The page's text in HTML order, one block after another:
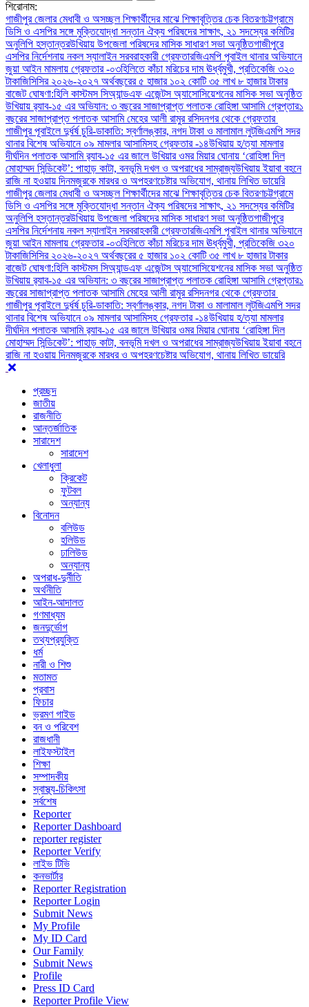
শিরোনাম:
গাজীপুর জেলার মেধাবী ও অসচ্ছল শিক্ষার্থীদের মাঝে শিক্ষাবৃত্তির চেক বিতরণচট্টগ্রামে
ডিসি ও এসপির সঙ্গে মুক্তিযোদ্ধা সন্তান ঐক্য পরিষদের সাক্ষাৎ, ২১ সদস্যের কমিটির
অনুলিপি হস্তান্তরউখিয়ায় উপজেলা পরিষদের মাসিক সাধারণ সভা অনুষ্ঠিতগাজীপুরে
এসপির নির্দেশনায় নকল স্যালাইন সরবরাহকারী গ্রেফতারজিএমপি পূবাইল থানার অভিযানে
জুয়া আইন মামলায় গ্রেফতার -০৩হিলিতে কাঁচা মরিচের দাম ঊর্ধ্বমুখী, প্রতিকেজি ৩২০
টাকাজিসিসির ২০২৬-২০২৭ অর্থবছরের ৫ হাজার ১০২ কোটি ৩৫ লাখ ৮ হাজার টাকার
বাজেট ঘোষণা:হিলি কাস্টমস সিঅ্যান্ডএফ এজেন্টস অ্যাসোসিয়েশনের মাসিক সভা অনুষ্ঠিত
উখিয়ায় র‍্যাব-১৫ এর অভিযান: ৩ বছরের সাজাপ্রাপ্ত পলাতক রোহিঙ্গা আসামি গ্রেপ্তার১
বছরের সাজাপ্রাপ্ত পলাতক আসামি মেহের আলী রামুর রসিদনগর থেকে গ্রেফতার ‎
গাজীপুর পূবাইলে দুর্ধর্ষ চুরি-ডাকাতি: স্বর্ণালঙ্কার, নগদ টাকা ও মালামাল লুটজিএমপি সদর
থানার বিশেষ অভিযানে ০৯ মামলার আসামিসহ গ্রেফতার -১৪উখিয়ায় হ/ত্যা মামলার
দীর্ঘদিন পলাতক আসামি র‌্যাব-১৫ এর জালে ‎‎উখিয়ার ওমর মিয়ার ঘোনায় ‘রোহিঙ্গা দিল
মোহাম্মদ সিন্ডিকেট’: পাহাড় কাটা, বনভূমি দখল ও অপরাধের সাম্রাজ্যউখিয়ায় ইয়াবা বহনে
রাজি না হওয়ায় দিনমজুরকে মারধর ও অপহরণচেষ্টার অভিযোগ, থানায় লিখিত ডায়েরি
গাজীপুর জেলার মেধাবী ও অসচ্ছল শিক্ষার্থীদের মাঝে শিক্ষাবৃত্তির চেক বিতরণচট্টগ্রামে
ডিসি ও এসপির সঙ্গে মুক্তিযোদ্ধা সন্তান ঐক্য পরিষদের সাক্ষাৎ, ২১ সদস্যের কমিটির
অনুলিপি হস্তান্তরউখিয়ায় উপজেলা পরিষদের মাসিক সাধারণ সভা অনুষ্ঠিতগাজীপুরে
এসপির নির্দেশনায় নকল স্যালাইন সরবরাহকারী গ্রেফতারজিএমপি পূবাইল থানার অভিযানে
জুয়া আইন মামলায় গ্রেফতার -০৩হিলিতে কাঁচা মরিচের দাম ঊর্ধ্বমুখী, প্রতিকেজি ৩২০
টাকাজিসিসির ২০২৬-২০২৭ অর্থবছরের ৫ হাজার ১০২ কোটি ৩৫ লাখ ৮ হাজার টাকার
বাজেট ঘোষণা:হিলি কাস্টমস সিঅ্যান্ডএফ এজেন্টস অ্যাসোসিয়েশনের মাসিক সভা অনুষ্ঠিত
উখিয়ায় র‍্যাব-১৫ এর অভিযান: ৩ বছরের সাজাপ্রাপ্ত পলাতক রোহিঙ্গা আসামি গ্রেপ্তার১
বছরের সাজাপ্রাপ্ত পলাতক আসামি মেহের আলী রামুর রসিদনগর থেকে গ্রেফতার ‎
গাজীপুর পূবাইলে দুর্ধর্ষ চুরি-ডাকাতি: স্বর্ণালঙ্কার, নগদ টাকা ও মালামাল লুটজিএমপি সদর
থানার বিশেষ অভিযানে ০৯ মামলার আসামিসহ গ্রেফতার -১৪উখিয়ায় হ/ত্যা মামলার
দীর্ঘদিন পলাতক আসামি র‌্যাব-১৫ এর জালে ‎‎উখিয়ার ওমর মিয়ার ঘোনায় ‘রোহিঙ্গা দিল
মোহাম্মদ সিন্ডিকেট’: পাহাড় কাটা, বনভূমি দখল ও অপরাধের সাম্রাজ্যউখিয়ায় ইয়াবা বহনে
রাজি না হওয়ায় দিনমজুরকে মারধর ও অপহরণচেষ্টার অভিযোগ, থানায় লিখিত ডায়েরি
প্রচ্ছদ
জাতীয়
রাজনীতি
আন্তর্জাতিক
সারাদেশ
সারাদেশ
খেলাধুলা
ক্রিকেট
ফুটবল
অন্যান্য
বিনোদন
বলিউড
হলিউড
ঢালিউড
অন্যান্য
অপরাধ-দুর্নীতি
অর্থনীতি
আইন-আদালত
গণমাধ্যম
জনদুর্ভোগ
তথ্যপ্রযুক্তি
ধর্ম
নারী ও শিশু
মতামত
প্রবাস
ফিচার
ভ্রমণ গাইড
বন ও পরিবেশ
রাজধানী
লাইফস্টাইল
শিক্ষা
সম্পাদকীয়
স্বাস্থ্য-চিকিৎসা
সর্বশেষ
Reporter
Reporter Dashboard
reporter register
Reporter Verify
লাইভ টিভি
কনভার্টার
Reporter Registration
Reporter Login
Submit News
My Profile
My ID Card
Our Family
Submit News
Profile
Press ID Card
Reporter Profile View